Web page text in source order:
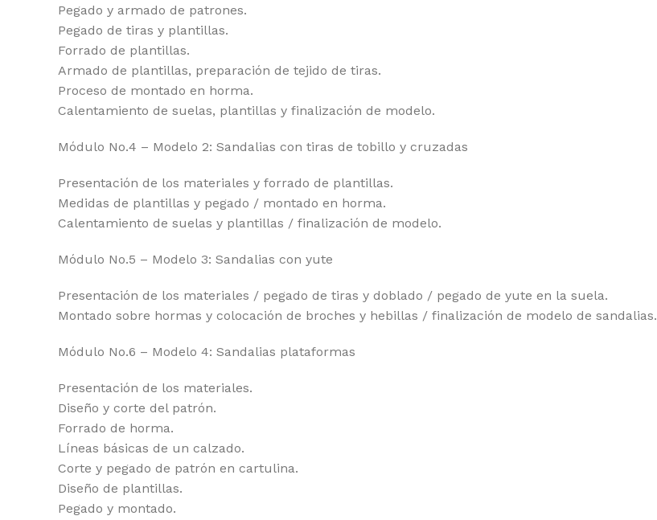
Pegado y armado de patrones.
Pegado de tiras y plantillas.
Forrado de plantillas.
Armado de plantillas, preparación de tejido de tiras.
Proceso de montado en horma.
Calentamiento de suelas, plantillas y finalización de modelo.
Módulo No.4 – Modelo 2: Sandalias con tiras de tobillo y cruzadas
Presentación de los materiales y forrado de plantillas.
Medidas de plantillas y pegado / montado en horma.
Calentamiento de suelas y plantillas / finalización de modelo.
Módulo No.5 – Modelo 3: Sandalias con yute
Presentación de los materiales / pegado de tiras y doblado / pegado de yute en la suela.
Montado sobre hormas y colocación de broches y hebillas / finalización de modelo de sandalias.
Módulo No.6 – Modelo 4: Sandalias plataformas
Presentación de los materiales.
Diseño y corte del patrón.
Forrado de horma.
Líneas básicas de un calzado.
Corte y pegado de patrón en cartulina.
Diseño de plantillas.
Pegado y montado.